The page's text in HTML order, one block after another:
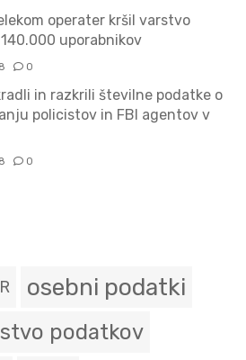
operater kršil varstvo
uporabnikov
0
in razkrili številne podatke o
policistov in FBI agentov v
0
osebni podatki
podatkov